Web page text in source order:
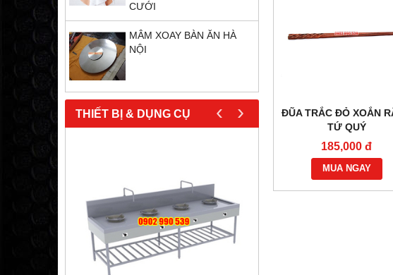
CƯỚI
MÂM XOAY BÀN ĂN HÀ
NỘI
THIẾT BỊ & DỤNG CỤ ‹ ›
ĐŨA TRẮC ĐỎ XOẮN
TỨ QUÝ
185,000 đ
MUA NGAY